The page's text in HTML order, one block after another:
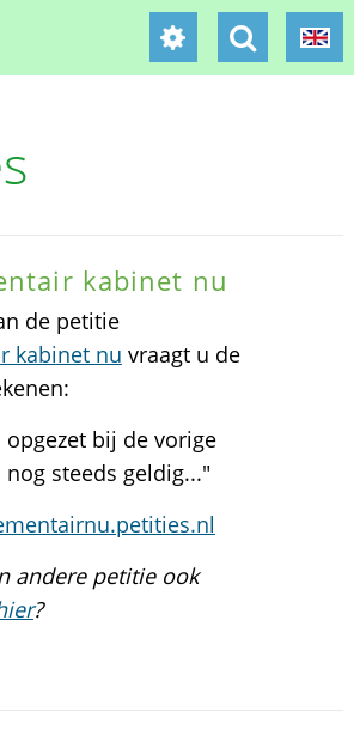
kabinet nu
de petitie
kabinet nu vraagt u de
opgezet bij de vorige
steeds geldig..."
andere petitie ook
?